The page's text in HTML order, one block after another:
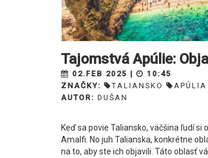
​Tajomstvá Apúlie:
02.FEB 2025 |
10:45
ZNAČKY:
TALIANSKO APÚLIA
AUTOR: DUŠAN
Keď sa povie Taliansko, väčšina ľudí
Amalfi. No juh Talianska, konkrétne
na to, aby ste ich objavili. Táto oblasť